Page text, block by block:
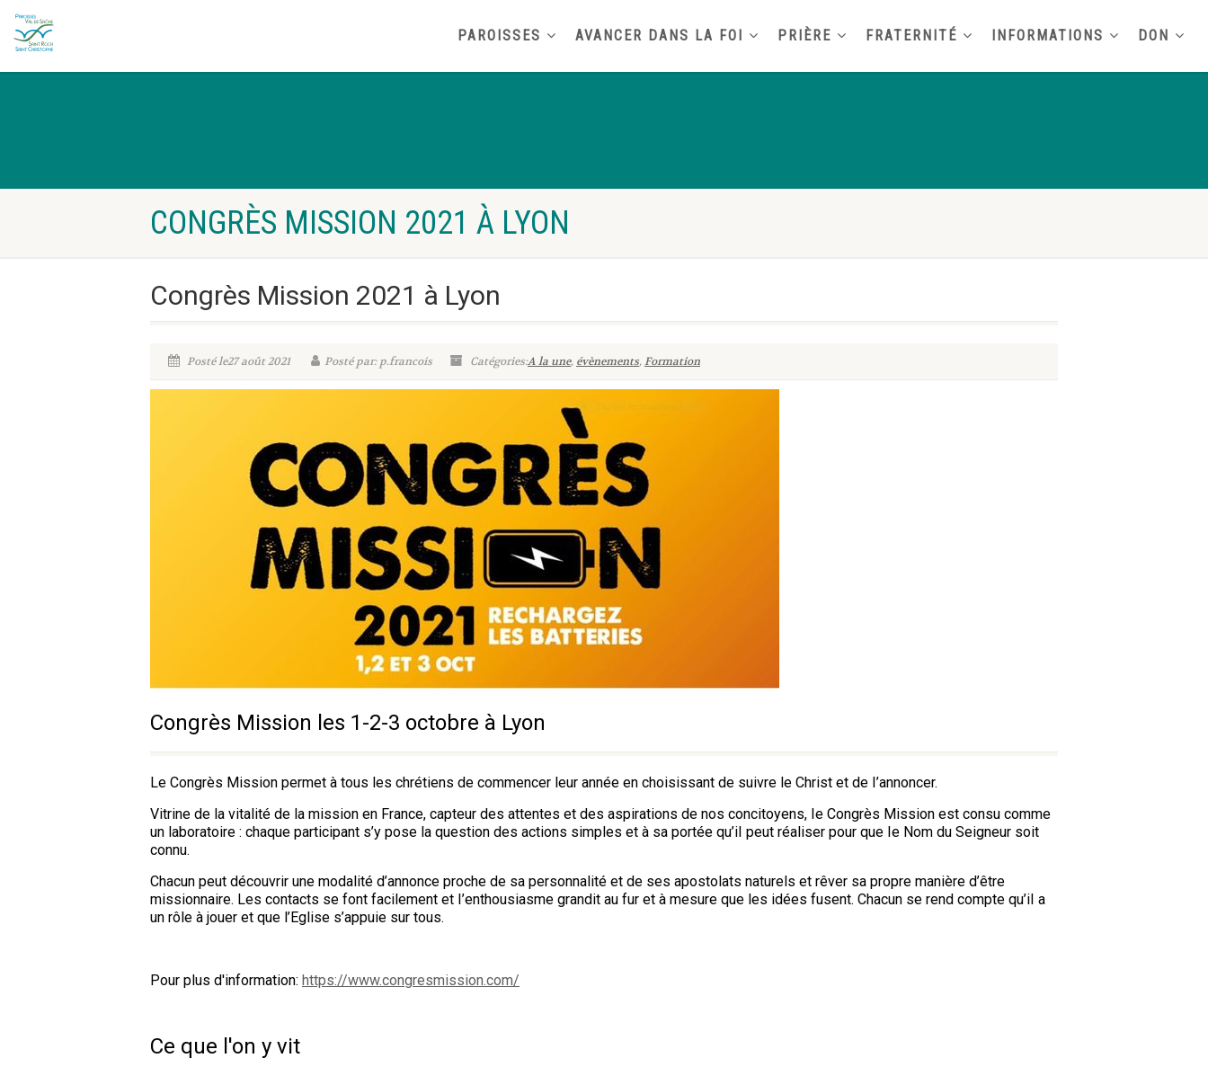
PAROISSES AVANCER DANS LA FOI PRIÈRE FRATERNITÉ INFORMATIONS DON
CONGRÈS MISSION 2021 À LYON
Congrès Mission 2021 à Lyon
Posté le27 août 2021 Posté par: p.francois Catégories:A la une, évènements,Formation
Congrès Mission les 1-2-3 octobre à Lyon
Le Congrès Mission permet à tous les chrétiens de commencer leur année en choisissant de suivre le Christ et de I’annoncer.
Vitrine de la vitalité de la mission en France, capteur des attentes et des aspirations de nos concitoyens, Ie Congrès Mission est consu comme
un laboratoire : chaque participant s’y pose la question des actions simples et à sa portée qu’iI peut réaliser pour que Ie Nom du Seigneur soit
connu.
Chacun peut découvrir une modalité d’annonce proche de sa personnalité et de ses apostolats naturels et rêver sa propre manière d’être
missionnaire. Les contacts se font facilement et I’enthousiasme grandit au fur et à mesure que les idées fusent. Chacun se rend compte qu’iI a
un rôle à jouer et que l’Eglise s’appuie sur tous.
Pour plus d'information: https://www.congresmission.com/
Ce que l'on y vit